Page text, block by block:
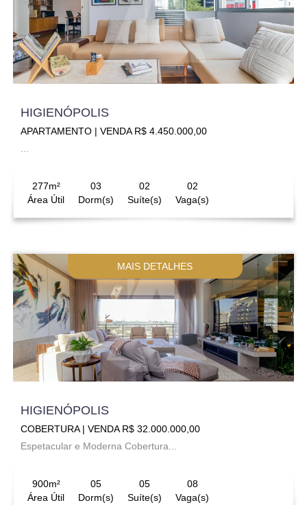
HIGIENÓPOLIS
APARTAMENTO | VENDA R$ 4.450.000,00
277m²
Área Útil
03
Dorm(s)
02
Suíte(s)
02
Vaga(s)
MAIS DETALHES
HIGIENÓPOLIS
COBERTURA | VENDA R$ 32.000.000,00
Espetacular e Moderna Cobertura...
900m²
Área Útil
05
Dorm(s)
05
Suíte(s)
08
Vaga(s)